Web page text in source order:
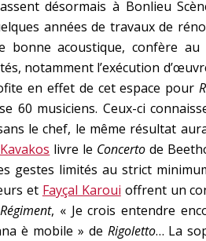
désormais à Bonlieu
années de travaux de
bonne acoustique, confère
notamment l’exécution
en effet de cet espace pour
60 musiciens. Ceux-ci
le chef, le même résultat
livre le Concerto de
gestes limités au strict
et Fayçal Karoui offrent un
, « Je crois entendre
è mobile » de Rigoletto… La